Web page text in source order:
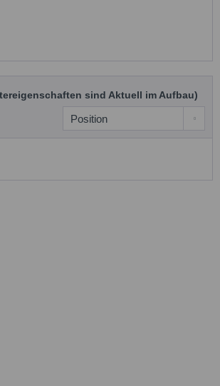
sind Aktuell im Aufbau)